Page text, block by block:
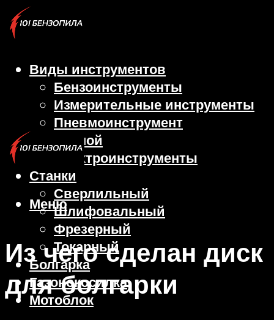
Виды инструментов
Бензоинструменты
Измерительные инструменты
Пневмоинструмент
Ручной
Электроинструменты
Станки
Сверлильный
Шлифовальный
Фрезерный
Токарный
Болгарка
Газонокосилка
Мотоблок
Меню
Из чего сделан диск
для болгарки